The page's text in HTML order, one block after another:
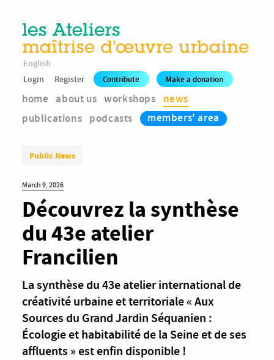
English
Login
Register Contribute Make a donation
home about us workshops
news
publications podcasts members' area
Public News
March 9, 2026
Découvrez la synthèse
du 43e atelier
Francilien
La synthèse du 43e atelier international de
créativité urbaine et territoriale « Aux
Sources du Grand Jardin Séquanien :
Écologie et habitabilité de la Seine et de ses
affluents » est enfin disponible !